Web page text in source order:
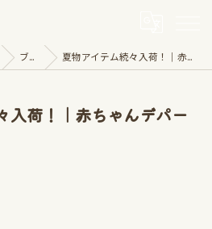
ブログ 夏物アイテム続々入荷！｜赤ちゃんデパート水谷
入荷！｜赤ちゃんデパー